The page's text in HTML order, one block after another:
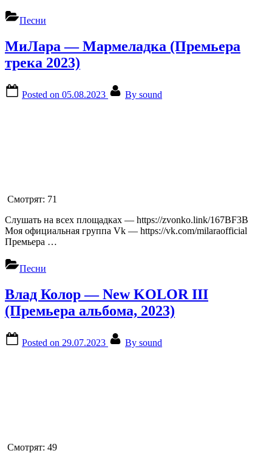
Песни
МиЛара — Мармеладка (Премьера
трека 2023)
Posted on 05.08.2023 By sound
Смотрят: 71
Слушать на всех площадках — https://zvonko.link/167BF3B
Моя официальная группа Vk — https://vk.com/milaraofficial
Премьера …
Песни
Влад Колор — New KOLOR III
(Премьера альбома, 2023)
Posted on 29.07.2023 By sound
Смотрят: 49